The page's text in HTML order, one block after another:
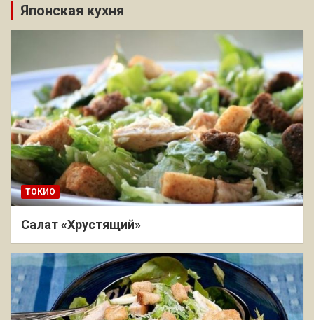
Японская кухня
ТОКИО
Салат «Хрустящий»